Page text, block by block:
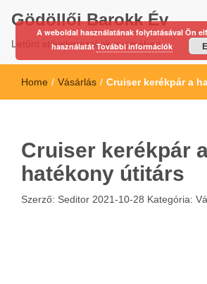
Gödöllői Barokk Év
Letűnt stíluskorszakok nyomában…
Home / Vásárlás / Cruiser kerékpár a
Cruiser kerékpár
hatékony útitárs
Szerző: Seditor 2021-10-28 Kategória:
A weboldal használatának folytatásával Ön
használatátTovábbi információk